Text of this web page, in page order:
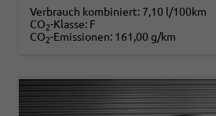
Verbrauch kombiniert: 7,10 l/100km
CO2-Klasse: F
CO2-Emissionen: 161,00 g/km